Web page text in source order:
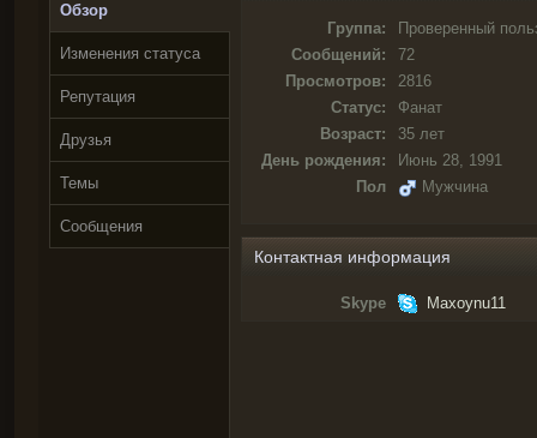
Обзор
Изменения статуса
Репутация
Друзья
Темы
Сообщения
Группа:
Проверенный
Сообщений:
72
Просмотров:
2816
Статус:
Фанат
Возраст:
35 лет
День рождения:
Июнь 28, 1991
Пол
Мужчина
Контактная информация
Skype Maxoynu11